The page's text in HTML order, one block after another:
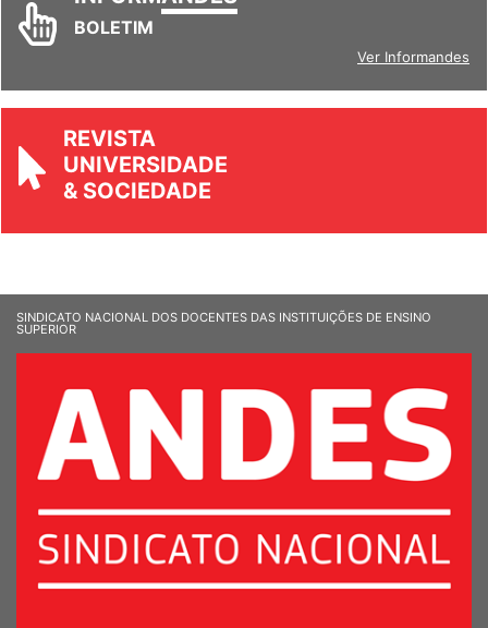
BOLETIM
Ver Informandes
REVISTA
UNIVERSIDADE
& SOCIEDADE
SINDICATO NACIONAL DOS DOCENTES DAS INSTITUIÇÕES DE ENSINO
SUPERIOR